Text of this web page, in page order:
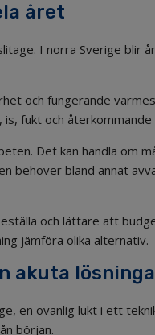
året
I norra Sverige blir
och fungerande
fukt och
Det kan handla om
behöver bland annat
och lättare att
jämföra olika alternativ.
akuta
en ovanlig lukt i ett
början.